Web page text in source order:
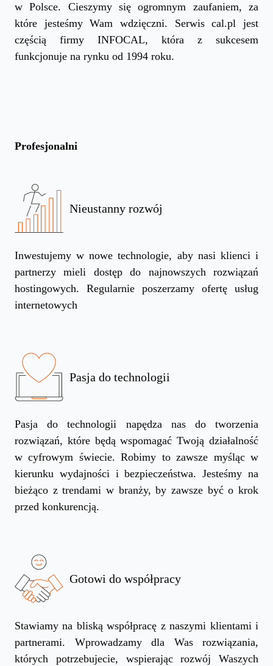
w Polsce. Cieszymy się ogromnym zaufaniem, za
które jesteśmy Wam wdzięczni. Serwis cal.pl jest
częścią firmy INFOCAL, która z sukcesem
funkcjonuje na rynku od 1994 roku.
Profesjonalni
Nieustanny rozwój
Inwestujemy w nowe technologie, aby nasi klienci i
partnerzy mieli dostęp do najnowszych rozwiązań
hostingowych. Regularnie poszerzamy ofertę usług
internetowych
Pasja do technologii
Pasja do technologii napędza nas do tworzenia
rozwiązań, które będą wspomagać Twoją działalność
w cyfrowym świecie. Robimy to zawsze myśląc w
kierunku wydajności i bezpieczeństwa. Jesteśmy na
bieżąco z trendami w branży, by zawsze być o krok
przed konkurencją.
Gotowi do współpracy
Stawiamy na bliską współpracę z naszymi klientami i
partnerami. Wprowadzamy dla Was rozwiązania,
których potrzebujecie, wspierając rozwój Waszych